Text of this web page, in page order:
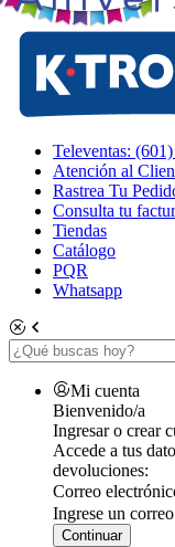
Televentas:
Atención al
Rastrea Tu
Consulta tu
Tiendas
Catálogo
PQR
Whatsapp
Mi cuenta
Bienvenido/a
Ingresar o crear
Accede a tus
devoluciones:
Correo
Ingrese un
Continuar